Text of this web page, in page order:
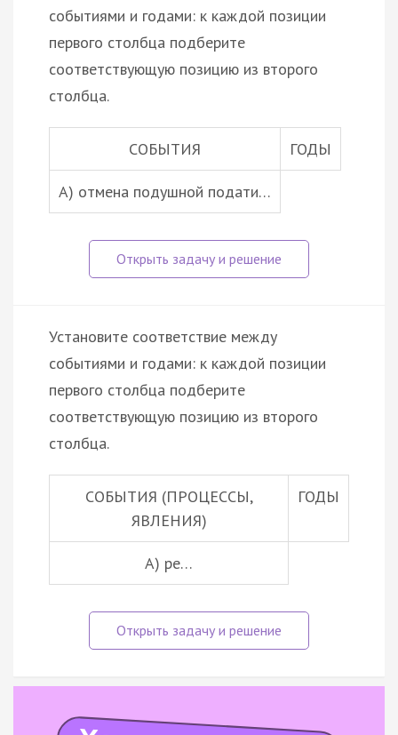
событиями и годами: к каждой позиции
первого столбца подберите
соответствующую позицию из второго
столбца.
СОБЫТИЯ ГОДЫ
A) отмена подушной подати…
Установите соответствие между
событиями и годами: к каждой позиции
первого столбца подберите
соответствующую позицию из второго
столбца.
СОБЫТИЯ (ПРОЦЕССЫ,
ЯВЛЕНИЯ)
ГОДЫ
А) ре…